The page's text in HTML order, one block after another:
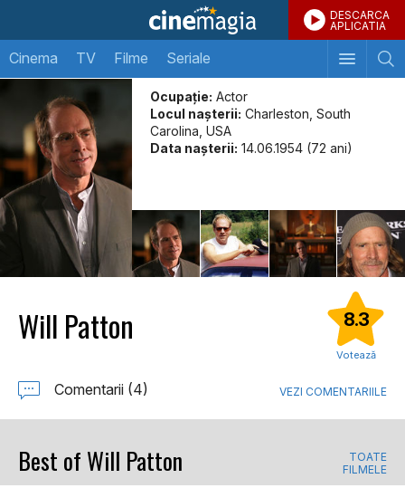
DESCARCA
APLICATIA
Cinema TV Filme Seriale
Ocupație: Actor
Locul naşterii: Charleston, South
Carolina, USA
Data naşterii: 14.06.1954 (72 ani)
Will Patton 8.3
Votează
Comentarii (4) VEZI COMENTARIILE
Best of Will Patton
TOATE
FILMELE